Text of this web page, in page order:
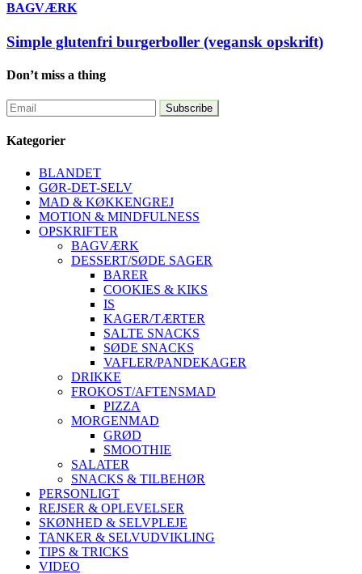
BAGVÆRK
Simple glutenfri burgerboller (vegansk opskrift)
Don’t miss a thing
Kategorier
BLANDET
GØR-DET-SELV
MAD & KØKKENGREJ
MOTION & MINDFULNESS
OPSKRIFTER
BAGVÆRK
DESSERT/SØDE SAGER
BARER
COOKIES & KIKS
IS
KAGER/TÆRTER
SALTE SNACKS
SØDE SNACKS
VAFLER/PANDEKAGER
DRIKKE
FROKOST/AFTENSMAD
PIZZA
MORGENMAD
GRØD
SMOOTHIE
SALATER
SNACKS & TILBEHØR
PERSONLIGT
REJSER & OPLEVELSER
SKØNHED & SELVPLEJE
TANKER & SELVUDVIKLING
TIPS & TRICKS
VIDEO